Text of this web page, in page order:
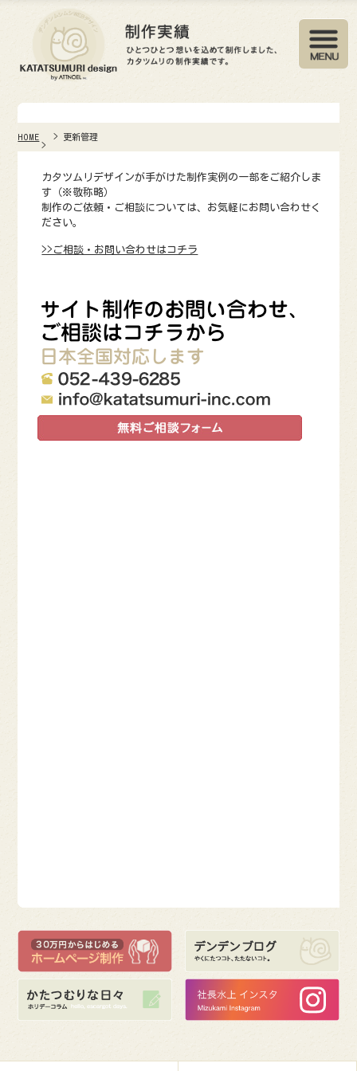
HOME 更新管理
カタツムリデザインが手がけた制作実例の一部をご紹介しま
す（※敬称略）
制作のご依頼・ご相談については、お気軽にお問い合わせく
ださい。
>>ご相談・お問い合わせはコチラ